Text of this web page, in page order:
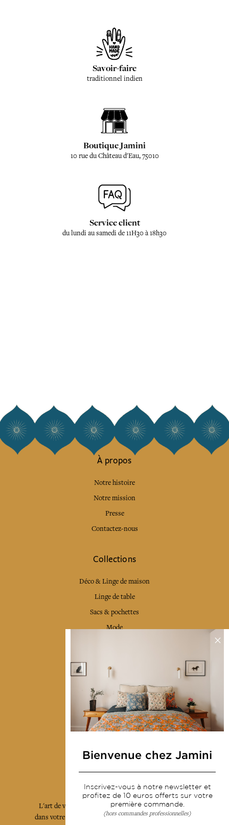
Savoir-faire
traditionnel indien
Boutique Jamini
10 rue du Château d'Eau, 75010
Service client
du lundi au samedi de 11H30 à 18h30
À propos
Notre histoire
Notre mission
Presse
Contactez-nous
Collections
Déco & Linge de maison
Linge de table
Sacs & pochettes
Mode
Livraison & retour
CGV
Devenir revendeur
Notre communauté
L'art de vivre JAMINI raconté avec poésie et élégance
dans votre boîte mail. Inscrivez vous à notre newsletter
Bienvenue chez Jamini
Inscrivez-vous à notre newsletter et
profitez de 10 euros offerts sur votre
première commande.
(hors commandes professionnelles)